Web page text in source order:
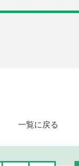
一覧に戻る